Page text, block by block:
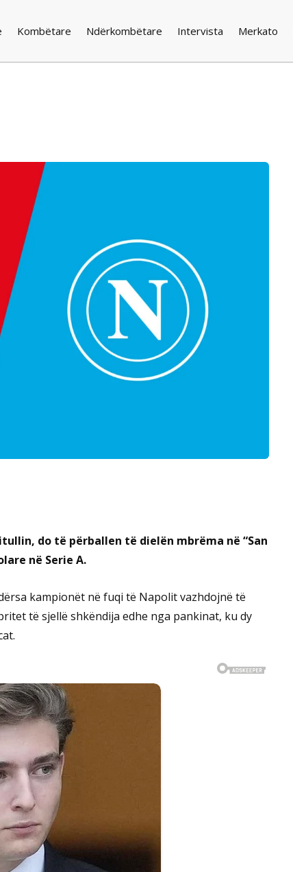
Kombëtare Ndërkombëtare Intervista Merkato
do të përballen të dielën mbrëma në “San
në Serie A.
kampionët në fuqi të Napolit vazhdojnë të
të sjellë shkëndija edhe nga pankinat, ku dy